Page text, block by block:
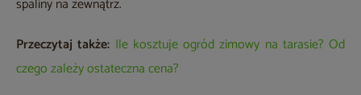
spaliny na zewnątrz.
Przeczytaj także: Ile kosztuje ogród zimowy na tarasie? Od
czego zależy ostateczna cena?